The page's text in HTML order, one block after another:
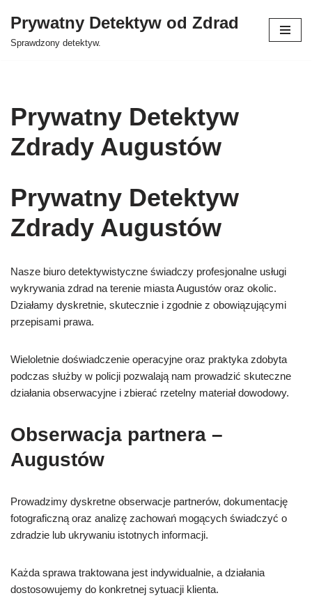
Przejdź
Prywatny Detektyw od Zdrad
Sprawdzony detektyw.
Prywatny Detektyw
Zdrady Augustów
Prywatny Detektyw
Zdrady Augustów
Nasze biuro detektywistyczne świadczy profesjonalne usługi
wykrywania zdrad na terenie miasta Augustów oraz okolic.
Działamy dyskretnie, skutecznie i zgodnie z obowiązującymi
przepisami prawa.
Wieloletnie doświadczenie operacyjne oraz praktyka zdobyta
podczas służby w policji pozwalają nam prowadzić skuteczne
działania obserwacyjne i zbierać rzetelny materiał dowodowy.
Obserwacja partnera –
Augustów
Prowadzimy dyskretne obserwacje partnerów, dokumentację
fotograficzną oraz analizę zachowań mogących świadczyć o
zdradzie lub ukrywaniu istotnych informacji.
Każda sprawa traktowana jest indywidualnie, a działania
dostosowujemy do konkretnej sytuacji klienta.